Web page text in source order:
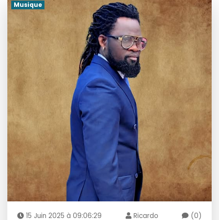
Musique
15 Juin 2025 à 09:06:29 Ricardo (0)